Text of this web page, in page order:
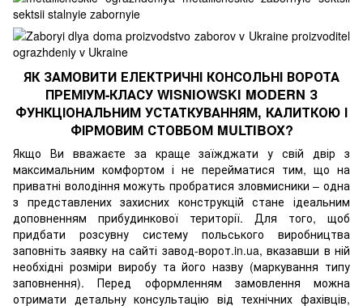
ЯК ЗАМОВИТИ ЕЛЕКТРИЧНІ КОНСОЛЬНІ ВОРОТА
ПРЕМІУМ-КЛАСУ WISNIOWSKI MODERN З
ФУНКЦІОНАЛЬНИМ УСТАТКУВАННЯМ, КАЛИТКОЮ І
ФІРМОВИМ СТОВБОМ MULTIBOX?
Якщо Ви вважаєте за краще заїжджати у свій двір з
максимальним комфортом і не перейматися тим, що на
приватні володіння можуть пробратися зловмисники – одна
з представлених захисних конструкцій стане ідеальним
доповненням прибудинкової території. Для того, щоб
придбати розсувну систему польського виробництва
заповніть заявку на сайті завод-ворот.in.ua, вказавши в ній
необхідні розміри виробу та його назву (маркування типу
заповнення). Перед оформленням замовлення можна
отримати детальну консультацію від технічних фахівців,